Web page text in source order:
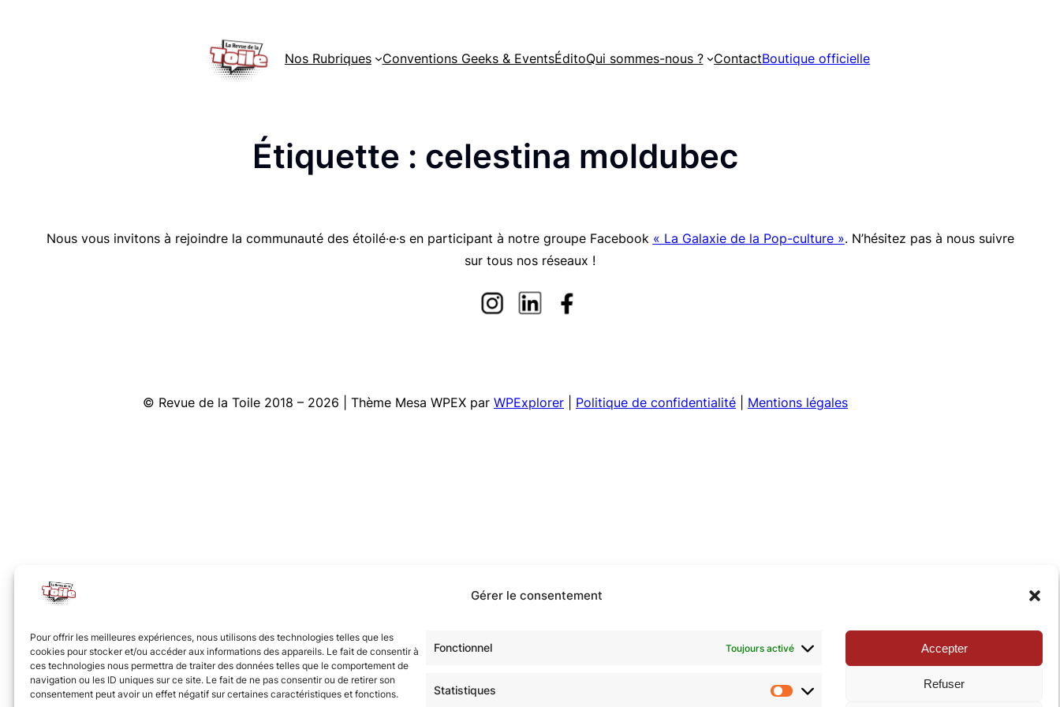
Gérer le consentement
Pour offrir les meilleures expériences, nous utilisons des technologies telles que les
cookies pour stocker et/ou accéder aux informations des appareils. Le fait de consentir à
ces technologies nous permettra de traiter des données telles que le comportement de
navigation ou les ID uniques sur ce site. Le fait de ne pas consentir ou de retirer son
consentement peut avoir un effet négatif sur certaines caractéristiques et fonctions.
Fonctionnel Toujours activé
Statistiques
Accepter
Refuser
Nos Rubriques Conventions Geeks & EventsÉditoQui sommes-nous ? ContactBoutique officielle
Étiquette : celestina moldubec
Nous vous invitons à rejoindre la communauté des étoilé·e·s en participant à notre groupe Facebook « La Galaxie de la Pop-culture ». N’hésitez pas à nous suivre
sur tous nos réseaux !
© Revue de la Toile 2018 – 2026 | Thème Mesa WPEX par WPExplorer Politique de confidentialité Mentions légales